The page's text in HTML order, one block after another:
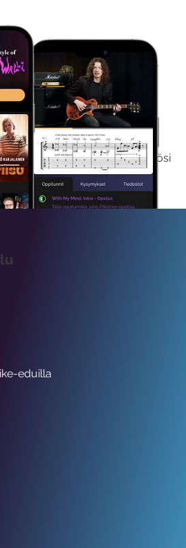
Ilmaiseksi
saat koko sisältömme käyttöösi
viikon ajaksi.
eduilla